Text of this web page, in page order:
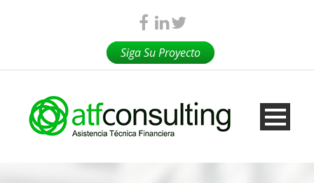
Siga Su Proyecto